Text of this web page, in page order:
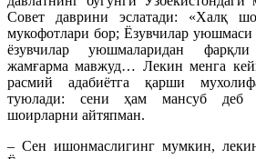
Совет даврини эслатади: «Халқ
мукофотлари бор; Ёзувчилар уюшмаси
ёзувчилар уюшмаларидан
жамғарма мавжуд… Лекин менга
расмий адабиётга қарши
туюлади: сени ҳам мансуб деб
шоирларни айтяпман.
– Сен ишонмаслигинг мумкин,